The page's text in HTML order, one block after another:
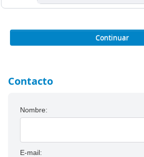
Continuar
Contacto
Nombre:
E-mail: